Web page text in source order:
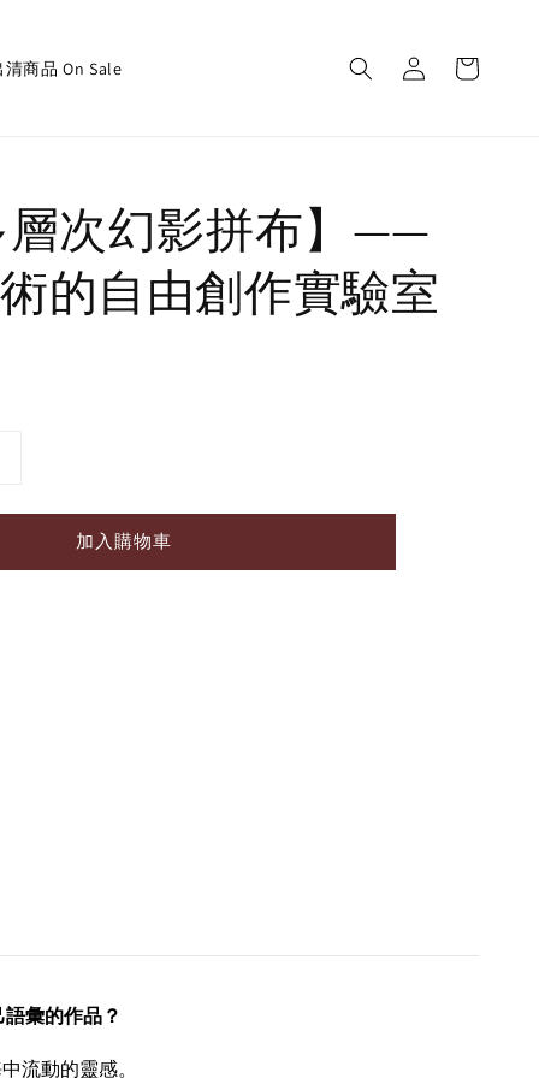
清商品 On Sale
層次幻影拼布】——
的自由創作實驗室
加入購物車
彙的作品？
流動的靈感。